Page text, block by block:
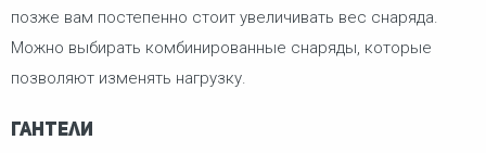
позже вам постепенно стоит увеличивать вес снаряда.
Можно выбирать комбинированные снаряды, которые
позволяют изменять нагрузку.
Гантели